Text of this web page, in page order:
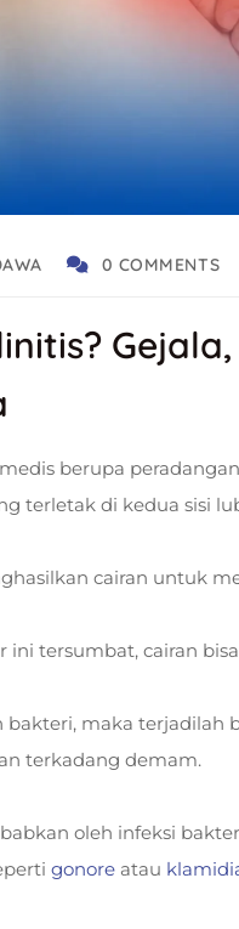
0 COMMENTS
berupa
terletak di kedua sisi
cairan untuk
ini tersumbat, cairan
bakteri, maka
terkadang demam.
oleh infeksi
gonore atau